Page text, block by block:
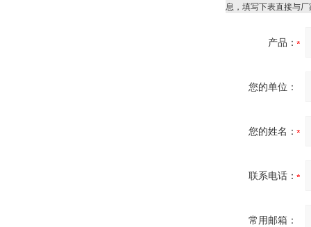
息，填写下表直接与厂
产品：
您的单位：
您的姓名：
联系电话：
常用邮箱：